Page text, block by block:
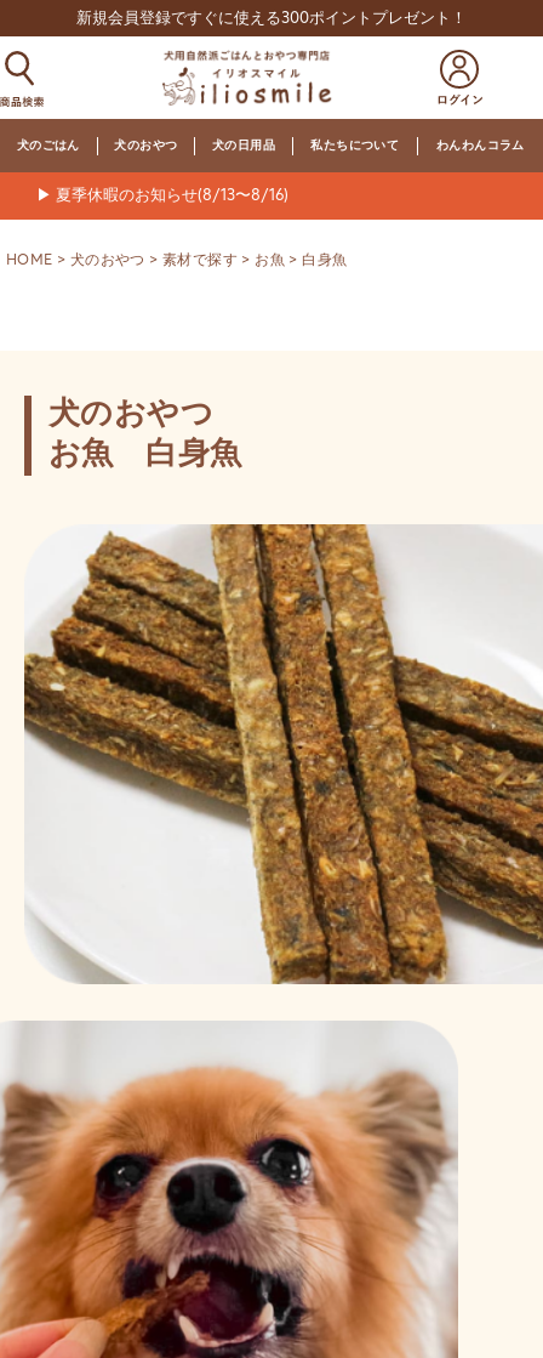
新規会員登録ですぐに使える300ポイントプレゼント！
犬のごはん 犬のおやつ 犬の日用品 私たちについて わんわんコラム
▶ 夏季休暇のお知らせ(8/13〜8/16)
HOME 犬のおやつ 素材で探す お魚 白身魚
犬のおやつ
お魚 白身魚